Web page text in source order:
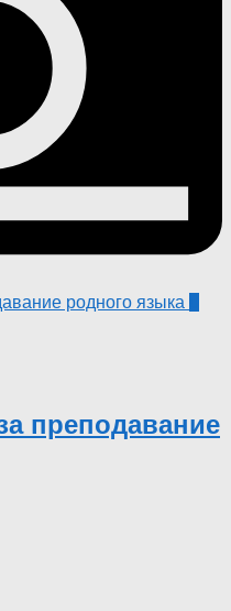
преподавание